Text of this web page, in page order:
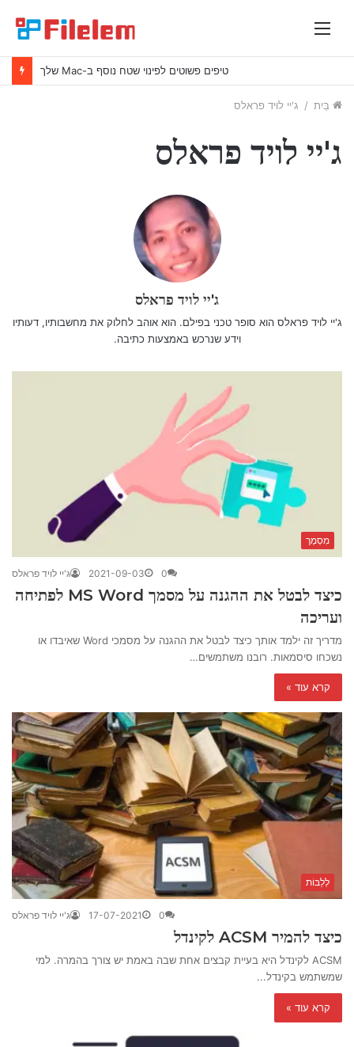
טיפים פשוטים לפינוי שטח נוסף ב-Mac שלך
בַּיִת / ג'יי לויד פראלס
ג'יי לויד פראלס
ג'יי לויד פראלס
ג'יי לויד פראלס הוא סופר טכני בפילם. הוא אוהב לחלוק את מחשבותיו, דעותיו
וידע שנרכש באמצעות כתיבה.
מִסְמָך
ג'יי לויד פראלס 2021-09-03 0
כיצד לבטל את ההגנה על מסמך MS Word לפתיחה
ועריכה
מדריך זה ילמד אותך כיצד לבטל את ההגנה על מסמכי Word שאיבדו או
נשכחו סיסמאות. רובנו משתמשים…
קרא עוד »
לְלַבּוֹת
ג'יי לויד פראלס 17-07-2021 0
כיצד להמיר ACSM לקינדל
ACSM לקינדל היא בעיית קבצים אחת שבה באמת יש צורך בהמרה. למי
שמשתמש בקינדל...
קרא עוד »